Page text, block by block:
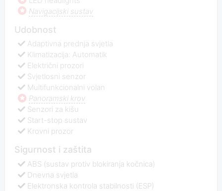
Navigacijski sustav
Udobnost
Adaptivna prednja svjetla
Klimatizacija: Automatik
Električni prozori
Svjetlosni senzor
Multifunkcionalni volan
Panoramski krov
Senzori za kišu
Start-stop sustav
Krovni prozor
Sigurnost i zaštita
ABS (sustav protiv blokiranja kočnica)
Dnevna svjetla
Elektronska kontrola stabilnosti (ESP)